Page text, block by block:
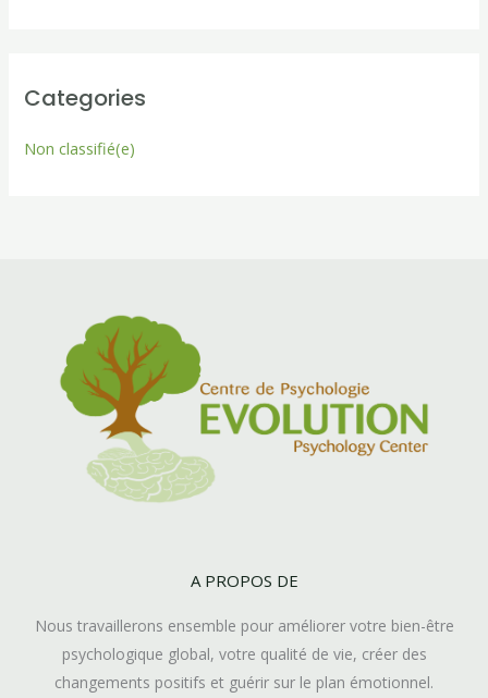
Categories
Non classifié(e)
A PROPOS DE
Nous travaillerons ensemble pour améliorer votre bien-être
psychologique global, votre qualité de vie, créer des
changements positifs et guérir sur le plan émotionnel.